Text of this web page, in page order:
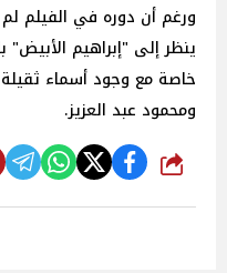
ورغم أن دوره في الفيلم
ينظر إلى "إبراهيم الأبيض"
خاصة مع وجود أسماء
ومحمود عبد العزيز.
شارك